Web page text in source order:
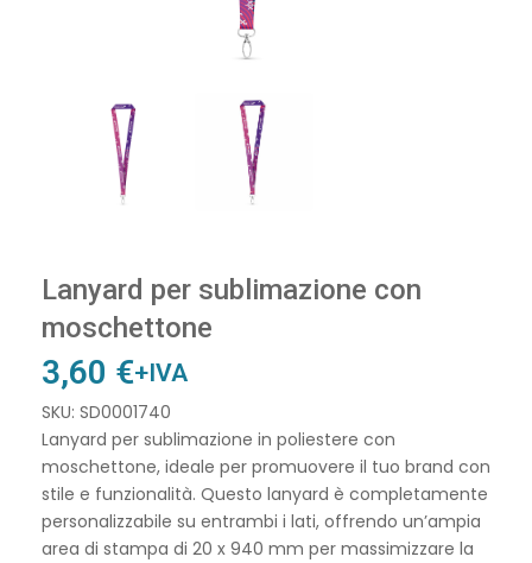
Lanyard per sublimazione con
moschettone
3,60 €+IVA
SKU: SD0001740
Lanyard per sublimazione in poliestere con
moschettone, ideale per promuovere il tuo brand con
stile e funzionalità. Questo lanyard è completamente
personalizzabile su entrambi i lati, offrendo un’ampia
area di stampa di 20 x 940 mm per massimizzare la